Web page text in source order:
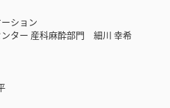
ション
ター 産科麻酔部門 細川 幸希